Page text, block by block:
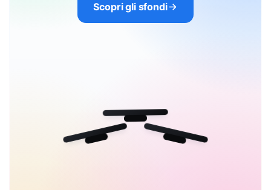
Scopri gli sfondi